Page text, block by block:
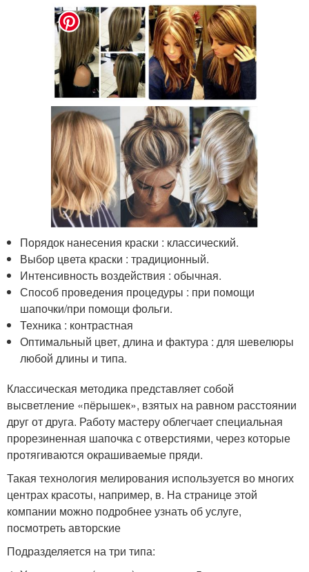
Порядок нанесения краски : классический.
Выбор цвета краски : традиционный.
Интенсивность воздействия : обычная.
Способ проведения процедуры : при помощи
шапочки/при помощи фольги.
Техника : контрастная
Оптимальный цвет, длина и фактура : для шевелюры
любой длины и типа.
Классическая методика представляет собой
высветление «пёрышек», взятых на равном расстоянии
друг от друга. Работу мастеру облегчает специальная
прорезиненная шапочка с отверстиями, через которые
протягиваются окрашиваемые пряди.
Такая технология мелирования используется во многих
центрах красоты, например, в. На странице этой
компании можно подробнее узнать об услуге,
посмотреть авторские
Подразделяется на три типа: